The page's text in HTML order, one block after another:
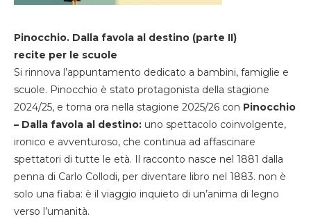
Pinocchio. Dalla favola al destino (parte II)
recite per le scuole
Si rinnova l’appuntamento dedicato a bambini, famiglie e
scuole. Pinocchio è stato protagonista della stagione
2024/25, e torna ora nella stagione 2025/26 con Pinocchio
– Dalla favola al destino: uno spettacolo coinvolgente,
ironico e avventuroso, che continua ad affascinare
spettatori di tutte le età. Il racconto nasce nel 1881 dalla
penna di Carlo Collodi, per diventare libro nel 1883. non è
solo una fiaba: è il viaggio inquieto di un’anima di legno
verso l’umanità.